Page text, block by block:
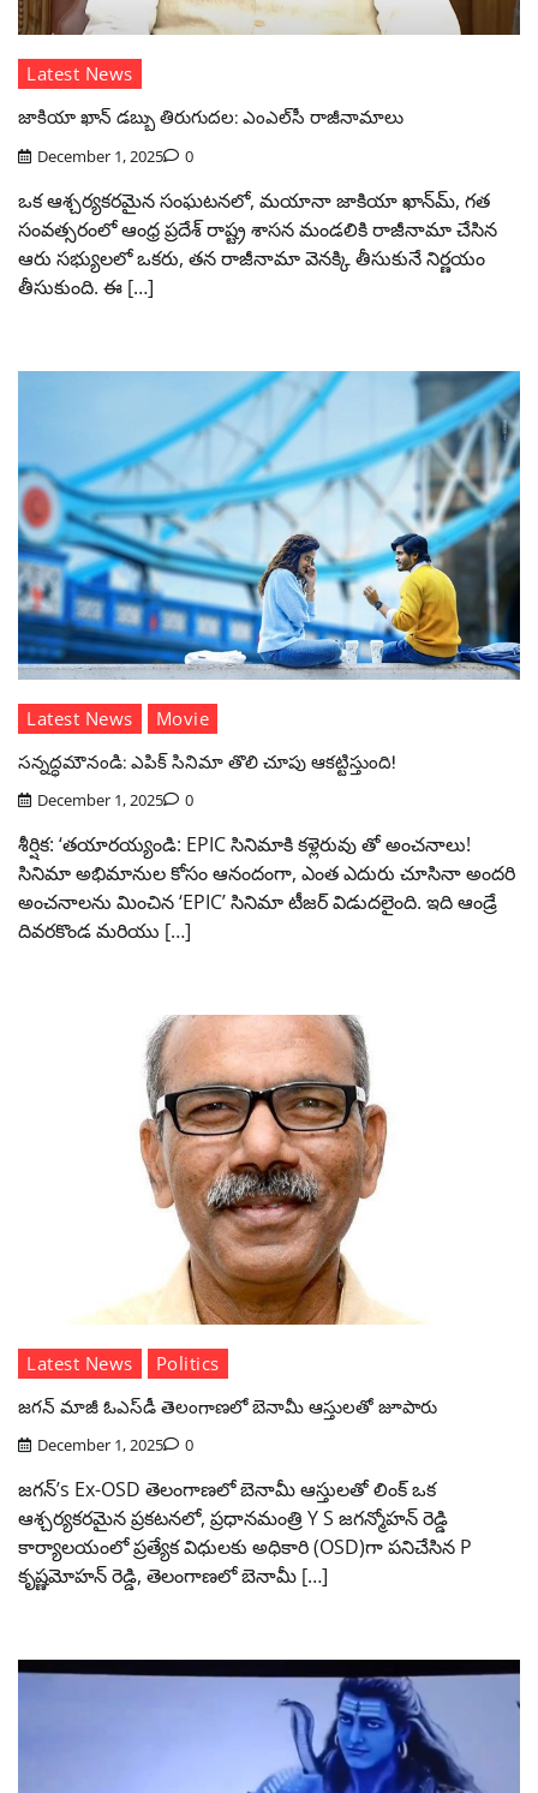
Latest News
జాకియా ఖాన్‌ డబ్బు తిరుగుదల: ఎంఎల్‌సీ రాజీనామాలు
December 1, 2025 0
ఒక ఆశ్చర్యకరమైన సంఘటనలో, మయానా జాకియా ఖాన్‌మ్, గత
సంవత్సరంలో ఆంధ్ర ప్రదేశ్ రాష్ట్ర శాసన మండలికి రాజీనామా చేసిన
ఆరు సభ్యులలో ఒకరు, తన రాజీనామా వెనక్కి తీసుకునే నిర్ణయం
తీసుకుంది. ఈ […]
Latest News
Movie
సన్నద్ధమౌనండి: ఎపిక్ సినిమా తొలి చూపు ఆకట్టిస్తుంది!
December 1, 2025 0
శీర్షిక: ‘తయారయ్యండి: EPIC సినిమాకి కళ్లెరువు తో అంచనాలు!
సినిమా అభిమానుల కోసం ఆనందంగా, ఎంత ఎదురు చూసినా అందరి
అంచనాలను మించిన ‘EPIC’ సినిమా టీజర్ విడుదలైంది. ఇది ఆండ్రే
దివరకొండ మరియు […]
Latest News
Politics
జగన్ మాజీ ఓఎస్‌డీ తెలంగాణలో బెనామీ ఆస్తులతో జూపారు
December 1, 2025 0
జగన్’s Ex-OSD తెలంగాణలో బెనామీ ఆస్తులతో లింక్ ఒక
ఆశ్చర్యకరమైన ప్రకటనలో, ప్రధానమంత్రి Y S జగన్మోహన్ రెడ్డి
కార్యాలయంలో ప్రత్యేక విధులకు అధికారి (OSD)గా పనిచేసిన P
కృష్ణమోహన్ రెడ్డి, తెలంగాణలో బెనామీ […]